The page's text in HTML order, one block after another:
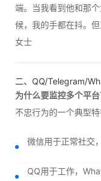
端。当我看到他和那
候，我的手都在抖。
女士
二、QQ/Telegram/
为什么要监控多个平台
不忠行为的一个典型特
微信用于正常社交
QQ用于工作，